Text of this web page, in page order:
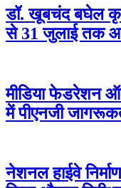
डॉ. खूबचंद बघेल
से 31 जुलाई तक
मीडिया फेडरेशन
में पीएनजी
नेशनल हाईवे